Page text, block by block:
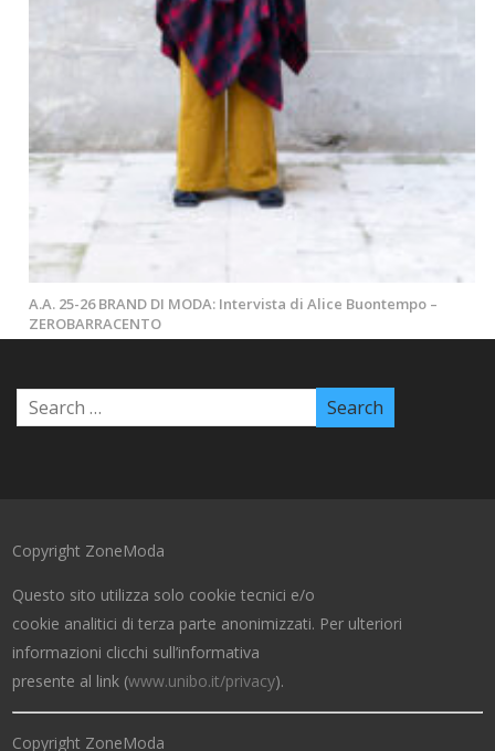
A.A. 25-26 BRAND DI MODA: Intervista di Alice Buontempo –
ZEROBARRACENTO
Copyright ZoneModa
Questo sito utilizza solo cookie tecnici e/o
cookie analitici di terza parte anonimizzati. Per ulteriori
informazioni clicchi sull’informativa
presente al link (www.unibo.it/privacy).
Copyright ZoneModa